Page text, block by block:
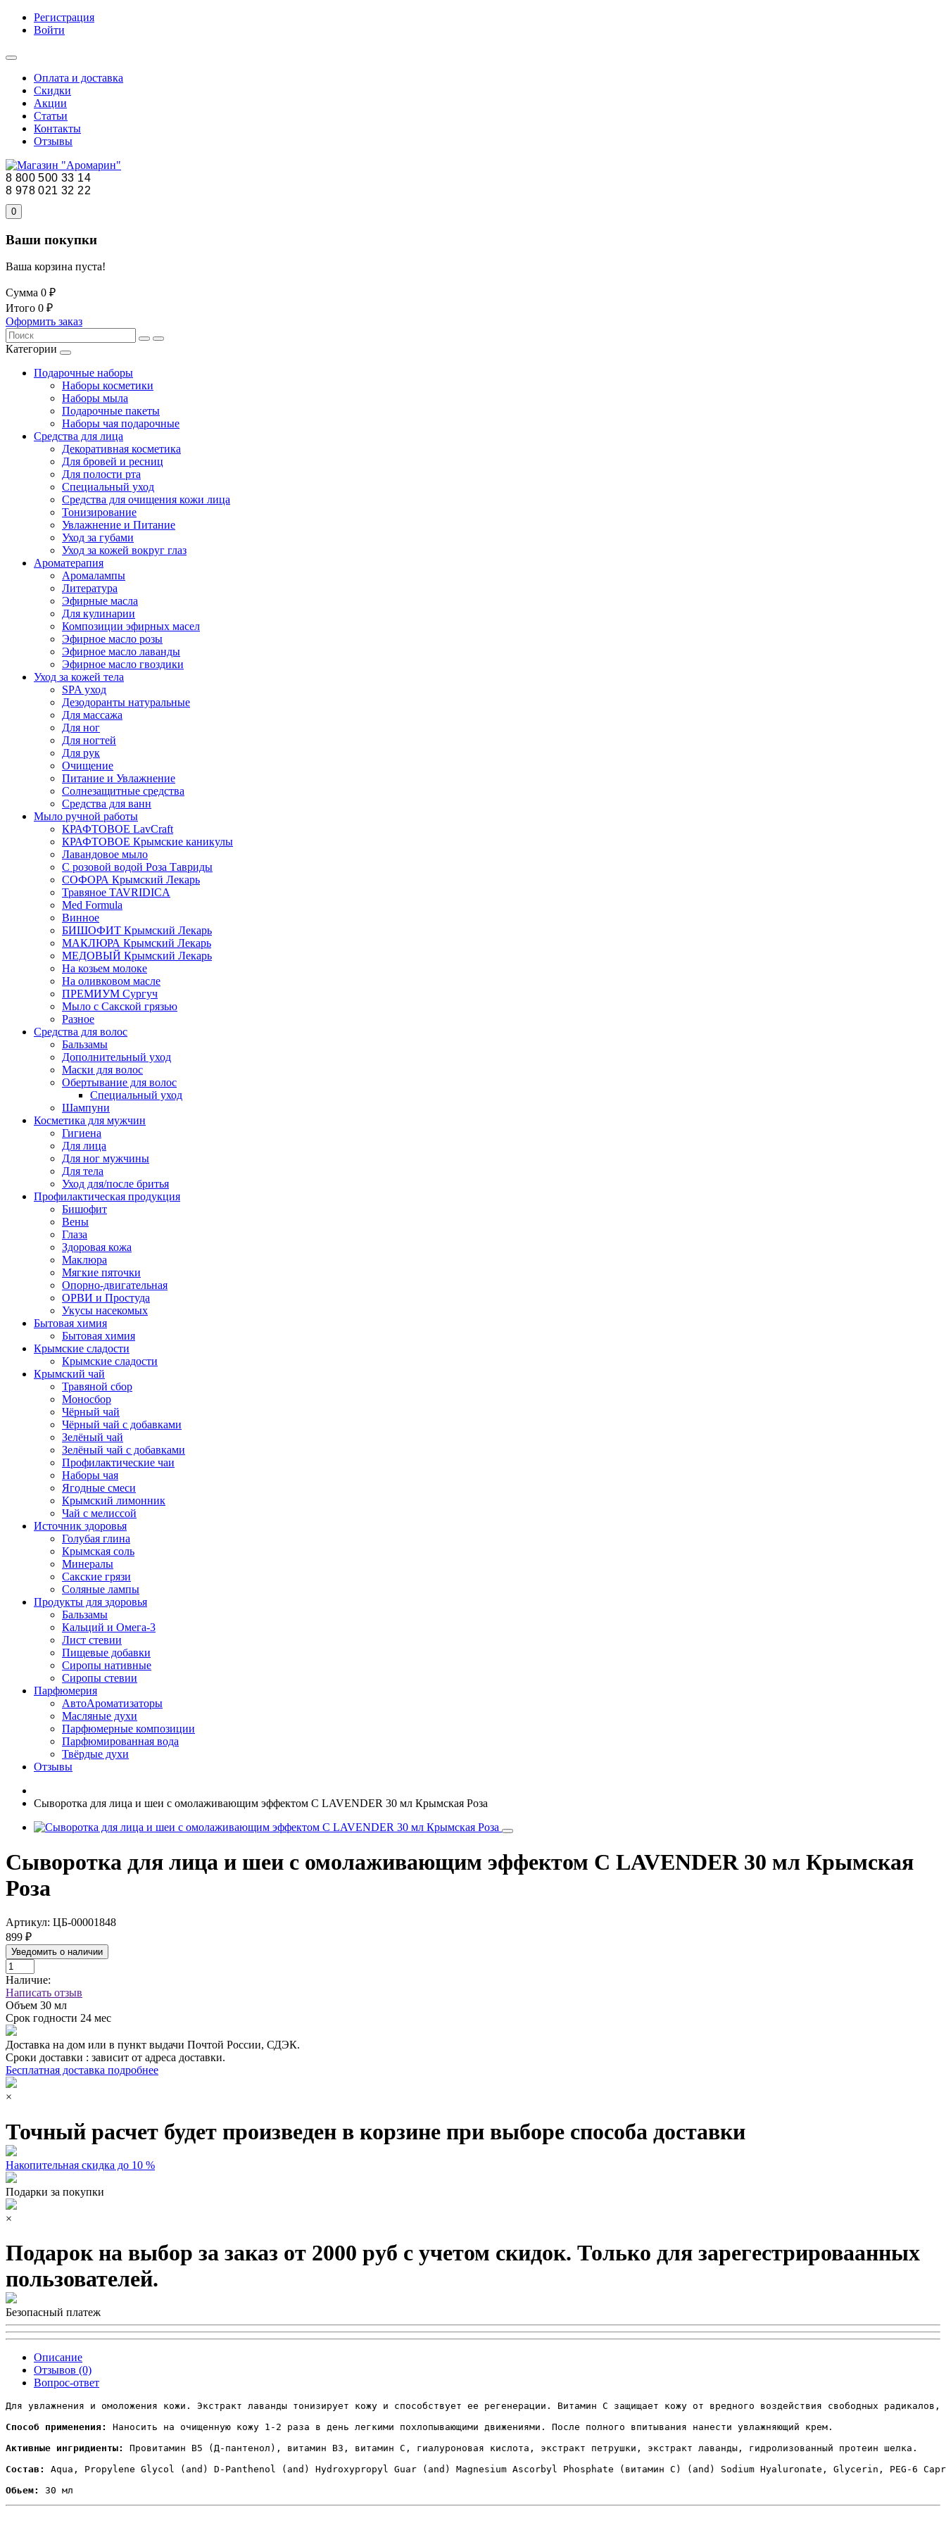
Регистрация
Войти
Оплата и доставка
Скидки
Акции
Статьи
Контакты
Отзывы
8 800 500 33 14
8 978 021 32 22
0
Ваши покупки
Ваша корзина пуста!
Сумма 0 ₽
Итого 0 ₽
Оформить заказ
Категории
Подарочные наборы
Наборы косметики
Наборы мыла
Подарочные пакеты
Наборы чая подарочные
Средства для лица
Декоративная косметика
Для бровей и ресниц
Для полости рта
Специальный уход
Средства для очищения кожи лица
Тонизирование
Увлажнение и Питание
Уход за губами
Уход за кожей вокруг глаз
Ароматерапия
Аромалампы
Литература
Эфирные масла
Для кулинарии
Композиции эфирных масел
Эфирное масло розы
Эфирное масло лаванды
Эфирное масло гвоздики
Уход за кожей тела
SPA уход
Дезодоранты натуральные
Для массажа
Для ног
Для ногтей
Для рук
Очищение
Питание и Увлажнение
Солнезащитные средства
Средства для ванн
Мыло ручной работы
КРАФТОВОЕ LavCraft
КРАФТОВОЕ Крымские каникулы
Лавандовое мыло
С розовой водой Роза Тавриды
СОФОРА Крымский Лекарь
Травяное TAVRIDICA
Med Formula
Винное
БИШОФИТ Крымский Лекарь
МАКЛЮРА Крымский Лекарь
МЕДОВЫЙ Крымский Лекарь
На козьем молоке
На оливковом масле
ПРЕМИУМ Сургуч
Мыло с Сакской грязью
Разное
Средства для волос
Бальзамы
Дополнительный уход
Маски для волос
Обертывание для волос
Специальный уход
Шампуни
Косметика для мужчин
Гигиена
Для лица
Для ног мужчины
Для тела
Уход для/после бритья
Профилактическая продукция
Бишофит
Вены
Глаза
Здоровая кожа
Маклюра
Мягкие пяточки
Опорно-двигательная
ОРВИ и Простуда
Укусы насекомых
Бытовая химия
Бытовая химия
Крымские сладости
Крымские сладости
Крымский чай
Травяной сбор
Моносбор
Чёрный чай
Чёрный чай с добавками
Зелёный чай
Зелёный чай с добавками
Профилактические чаи
Наборы чая
Ягодные смеси
Крымский лимонник
Чай с мелиссой
Источник здоровья
Голубая глина
Крымская соль
Минералы
Сакские грязи
Соляные лампы
Продукты для здоровья
Бальзамы
Кальций и Омега-3
Лист стевии
Пищевые добавки
Сиропы нативные
Сиропы стевии
Парфюмерия
АвтоАроматизаторы
Масляные духи
Парфюмерные композиции
Парфюмированная вода
Твёрдые духи
Отзывы
Сыворотка для лица и шеи с омолаживающим эффектом С LAVENDER 30 мл Крымская Роза
Сыворотка для лица и шеи с омолаживающим эффектом С LAVENDER 30 мл Крымская
Роза
Артикул: ЦБ-00001848
899 ₽
Уведомить о наличии
Наличие:
Написать отзыв
Объем 30 мл
Срок годности 24 мес
Доставка на дом или в пункт выдачи Почтой России, СДЭК.
Сроки доставки : зависит от адреса доставки.
Бесплатная доставка подробнее
×
Точный расчет будет произведен в корзине при выборе способа доставки
Накопительная скидка до 10 %
Подарки за покупки
×
Подарок на выбор за заказ от 2000 руб с учетом скидок. Только для зарегестрироваанных
пользователей.
Безопасный платеж
Описание
Отзывов (0)
Вопрос-ответ
Для увлажнения и омоложения кожи. Экстракт лаванды тонизирует кожу и способствует ее регенерации. Витамин С защищает кожу от вредного воздействия свободных
Способ применения:
Наносить на очищенную кожу 1-2 раза в день легкими похлопывающими движениями. После полного впитывания нанести увлажняющий крем.
Активные ингридиенты:
Провитамин В5 (Д-пантенол), витамин В3, витамин С, гиалуроновая кислота, экстракт петрушки, экстракт лаванды, гидролизованный протеин шелка.
Состав:
Aqua, Propylene Glycol (and) D-Panthenol (and) Hydroxypropyl Guar (and) Magnesium Ascorbyl Phosphate (витамин С) (and) Sodium Hyaluronate, Glycerin, PEG-6
Обьем:
30 мл